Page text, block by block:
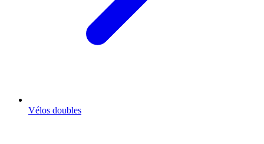
Vélos doubles